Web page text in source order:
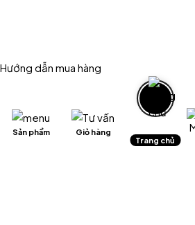
Hướng dẫn mua hàng
Sản phẩm
Giỏ hàng
Trang chủ